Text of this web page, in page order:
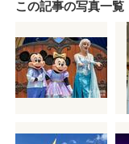
この記事の写真一覧